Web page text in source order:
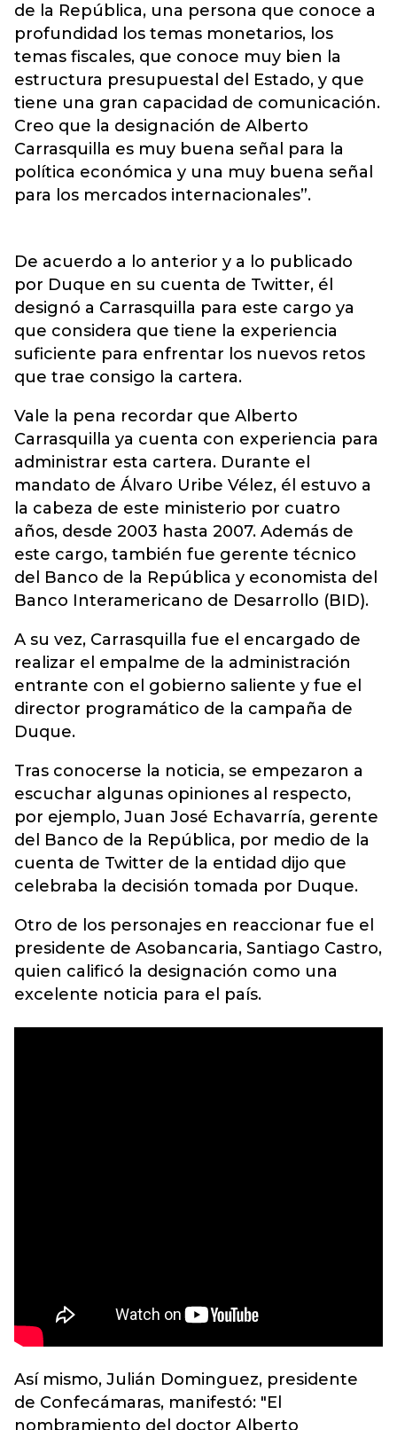
de la República, una persona que conoce a
profundidad los temas monetarios, los
temas fiscales, que conoce muy bien la
estructura presupuestal del Estado, y que
tiene una gran capacidad de comunicación.
Creo que la designación de Alberto
Carrasquilla es muy buena señal para la
política económica y una muy buena señal
para los mercados internacionales”.
De acuerdo a lo anterior y a lo publicado
por Duque en su cuenta de Twitter, él
designó a Carrasquilla para este cargo ya
que considera que tiene la experiencia
suficiente para enfrentar los nuevos retos
que trae consigo la cartera.
Vale la pena recordar que Alberto
Carrasquilla ya cuenta con experiencia para
administrar esta cartera. Durante el
mandato de Álvaro Uribe Vélez, él estuvo a
la cabeza de este ministerio por cuatro
años, desde 2003 hasta 2007. Además de
este cargo, también fue gerente técnico
del Banco de la República y economista del
Banco Interamericano de Desarrollo (BID).
A su vez, Carrasquilla fue el encargado de
realizar el empalme de la administración
entrante con el gobierno saliente y fue el
director programático de la campaña de
Duque.
Tras conocerse la noticia, se empezaron a
escuchar algunas opiniones al respecto,
por ejemplo, Juan José Echavarría, gerente
del Banco de la República, por medio de la
cuenta de Twitter de la entidad dijo que
celebraba la decisión tomada por Duque.
Otro de los personajes en reaccionar fue el
presidente de Asobancaria, Santiago Castro,
quien calificó la designación como una
excelente noticia para el país.
Así mismo, Julián Dominguez, presidente
de Confecámaras, manifestó: "El
nombramiento del doctor Alberto